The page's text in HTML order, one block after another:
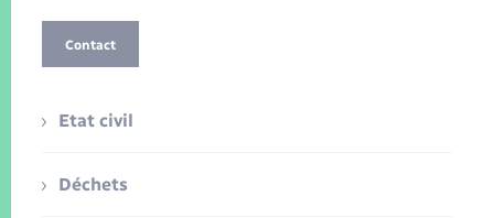
Contact
Etat civil
Déchets